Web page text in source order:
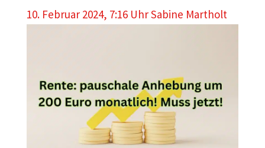
10. Februar 2024, 7:16 UhrSabine Martholt